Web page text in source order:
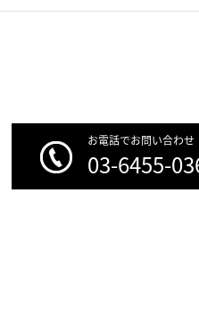
お電話でお問い合わせ
03-6455-